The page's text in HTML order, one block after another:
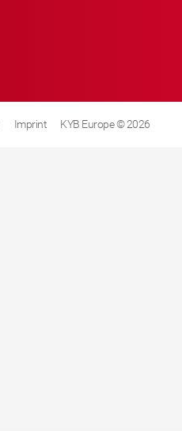
Imprint KYB Europe © 2026